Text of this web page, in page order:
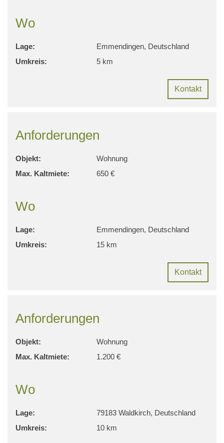
Wo
Lage:
Emmendingen, Deutschland
Umkreis:
5 km
Kontakt
Anforderungen
Objekt:
Wohnung
Max. Kaltmiete:
650 €
Wo
Lage:
Emmendingen, Deutschland
Umkreis:
15 km
Kontakt
Anforderungen
Objekt:
Wohnung
Max. Kaltmiete:
1.200 €
Wo
Lage:
79183 Waldkirch, Deutschland
Umkreis:
10 km